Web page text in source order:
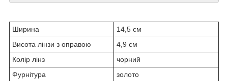
Ширина
14,5 см
Висота лінзи з оправою
4,9 см
Колір лінз
чорний
Фурнітура
золото